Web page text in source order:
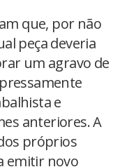
que, por não
peça deveria
um agravo de
e
anteriores. A
próprios
emitir novo